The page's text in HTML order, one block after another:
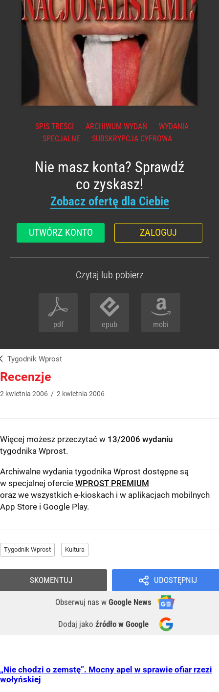
SPIS TREŚCI ARCHIWUM WYDAŃ
WYDANIA
SPECJALNE
SUBSKRYPCJA CYFROWA
Nie masz konta? Sprawdź
co zyskasz!
Zobacz ofertę dla Ciebie
UTWÓRZ KONTO ZALOGUJ
Czytaj lub pobierz
pdf epub mobi
Tygodnik Wprost
Recenzje
2 kwietnia 2006 / 2 kwietnia 2006
Więcej możesz przeczytać w 13/2006 wydaniu
tygodnika Wprost.
Archiwalne wydania tygodnika Wprost dostępne są
w specjalnej ofercie WPROST PREMIUM
oraz we wszystkich e-kioskach i w aplikacjach mobilnych
App Store i Google Play.
Tygodnik Wprost Kultura
UDOSTĘPNIJ
Obserwuj nas w Google News
Dodaj jako źródło w Google
SKOMENTUJ
„Nie chodzi o zemstę”. Mocny apel w sprawie ofiar rzezi
wołyńskiej